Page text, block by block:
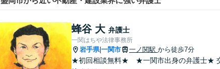
蜂谷 大 弁護士
一関はちや法律事務所
岩手県|一関市 一ノ関駅 から徒歩7分
★初回相談無料★ ★一関市出身の弁護士★ 交